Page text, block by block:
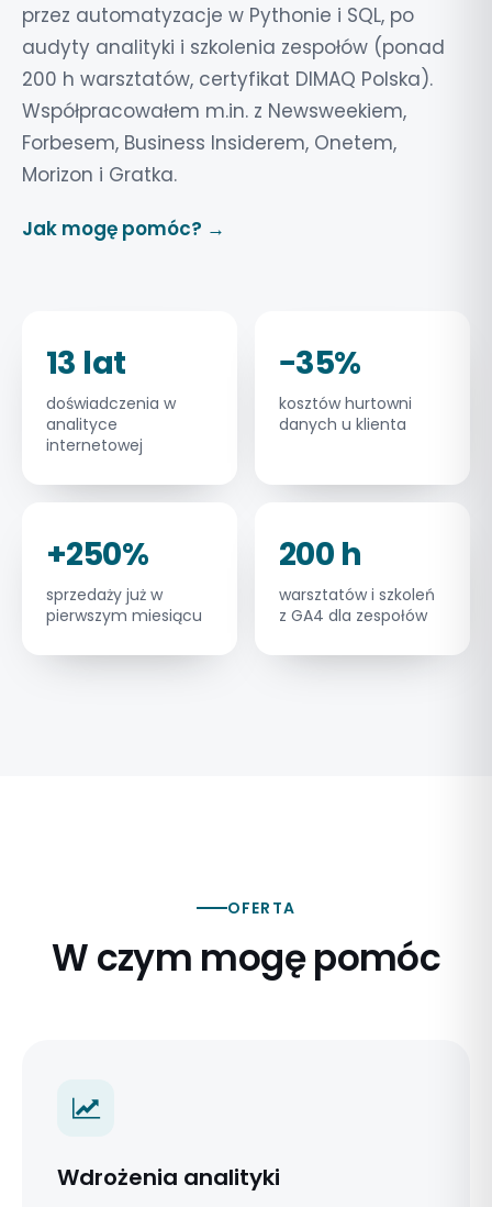
przez automatyzacje w Pythonie i SQL, po
audyty analityki i szkolenia zespołów (ponad
200 h warsztatów, certyfikat DIMAQ Polska).
Współpracowałem m.in. z Newsweekiem,
Forbesem, Business Insiderem, Onetem,
Morizon i Gratka.
Jak mogę pomóc? →
13 lat
doświadczenia w
analityce
internetowej
−35%
kosztów hurtowni
danych u klienta
+250%
sprzedaży już w
pierwszym miesiącu
200 h
warsztatów i szkoleń
z GA4 dla zespołów
OFERTA
W czym mogę pomóc
Wdrożenia analityki